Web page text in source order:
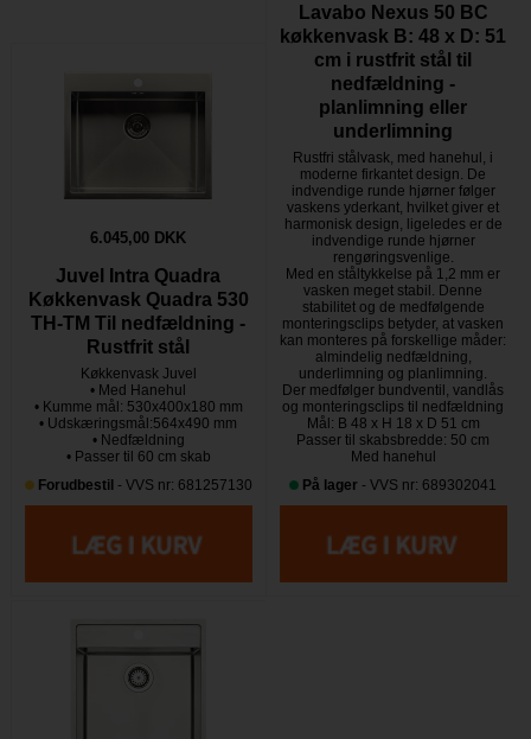
6.045,00 DKK
Juvel Intra Quadra
Køkkenvask Quadra 530
TH-TM Til nedfældning -
Rustfrit stål
Køkkenvask Juvel
• Med Hanehul
• Kumme mål: 530x400x180 mm
• Udskæringsmål:564x490 mm
• Nedfældning
• Passer til 60 cm skab
Forudbestil- VVS nr: 681257130
Lavabo Nexus 50 BC
køkkenvask B: 48 x D: 51
cm i rustfrit stål til
nedfældning -
planlimning eller
underlimning
Rustfri stålvask, med hanehul, i
moderne firkantet design. De
indvendige runde hjørner følger
vaskens yderkant, hvilket giver et
harmonisk design, ligeledes er de
indvendige runde hjørner
rengøringsvenlige.
Med en ståltykkelse på 1,2 mm er
vasken meget stabil. Denne
stabilitet og de medfølgende
monteringsclips betyder, at vasken
kan monteres på forskellige måder:
almindelig nedfældning,
underlimning og planlimning.
Der medfølger bundventil, vandlås
og monteringsclips til nedfældning
Mål: B 48 x H 18 x D 51 cm
Passer til skabsbredde: 50 cm
Med hanehul
På lager - VVS nr: 689302041